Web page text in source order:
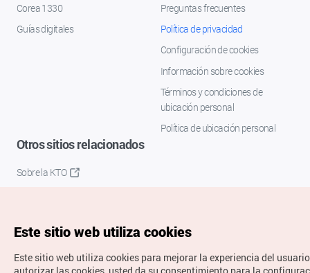
Corea 1330
Guías digitales
Preguntas frecuentes
Política de privacidad
Configuración de cookies
Información sobre cookies
Términos y condiciones de
ubicación personal
Política de ubicación personal
Otros sitios relacionados
Sobre la KTO
Este sitio web utiliza cookies
Este sitio web utiliza cookies para mejorar la experiencia del